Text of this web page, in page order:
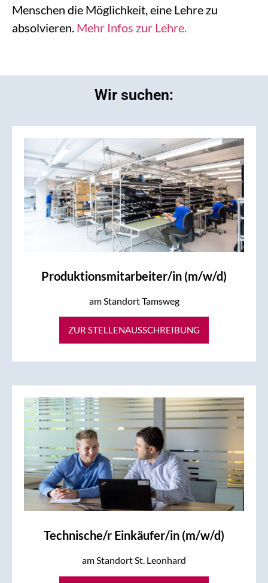
Menschen die Möglichkeit, eine Lehre zu
absolvieren. Mehr Infos zur Lehre.
Wir suchen:
Produktionsmitarbeiter/in (m/w/d)
am Standort Tamsweg
ZUR STELLENAUSSCHREIBUNG
Technische/r Einkäufer/in (m/w/d)
am Standort St. Leonhard